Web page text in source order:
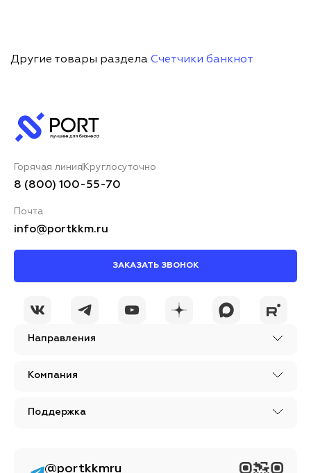
Другие товары раздела Счетчики банкнот
Направления
Компания
Поддержка
Горячая линия Круглосуточно
8 (800) 100-55-70
Почта
info@portkkm.ru
ЗАКАЗАТЬ ЗВОНОК
@portkkmru